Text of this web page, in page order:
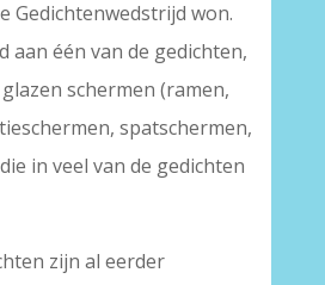
Gedichtenwedstrijd won.
aan één van de gedichten,
schermen (ramen,
spatschermen,
in veel van de gedichten
zijn al eerder